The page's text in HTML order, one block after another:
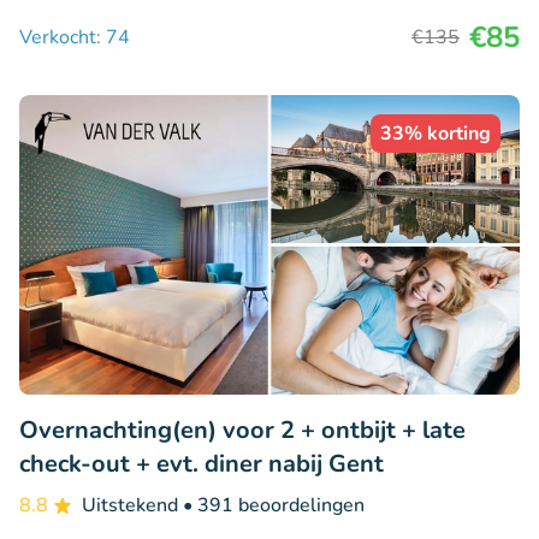
Verkocht: 74
€135 €85
33% korting
Overnachting(en) voor 2 + ontbijt + late
check-out + evt. diner nabij Gent
8.8 Uitstekend • 391 beoordelingen